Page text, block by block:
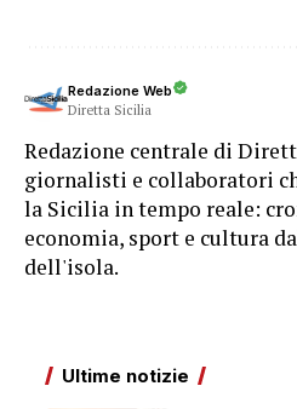
Redazione Web
Diretta Sicilia
Redazione centrale di
giornalisti e collaboratori
la Sicilia in tempo reale:
economia, sport e cultura
dell'isola.
Ultime notizie